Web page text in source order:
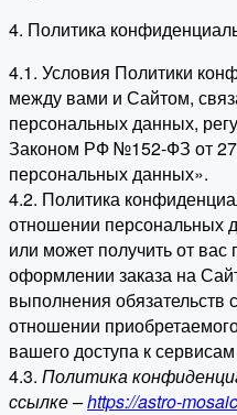
4. Политика
4.1. Условия Политики
между вами и Сайтом,
персональных данных,
Законом РФ №152-ФЗ от
персональных данных».
4.2. Политика
отношении персональных
или может получить от вас
оформлении заказа на
выполнения обязательств
отношении
вашего доступа к
4.3. Политика
ссылке –https://astro-